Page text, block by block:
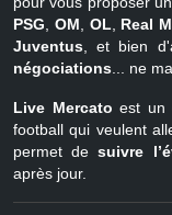
PSG, OM, OL, Real
Juventus, et bien
négociations... ne
Live Mercato est un
football qui veulent
permet desuivre
après jour.